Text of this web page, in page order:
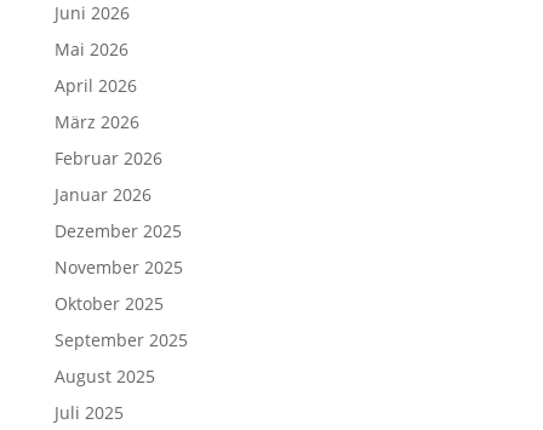
Juni 2026
Mai 2026
April 2026
März 2026
Februar 2026
Januar 2026
Dezember 2025
November 2025
Oktober 2025
September 2025
August 2025
Juli 2025